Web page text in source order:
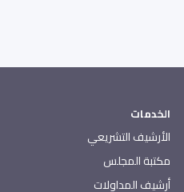
الخدمات
الأرشيف التشريعي
مكتبة المجلس
أرشيف المداولات